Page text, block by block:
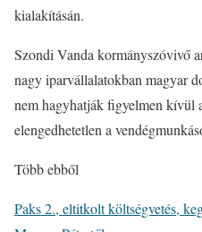
kialakításán.
Szondi Vanda kormányszóvivő
nagy iparvállalatokban magyar
nem hagyhatják figyelmen kívül
elengedhetetlen a
Több ebből
Paks 2., eltitkolt költségvetés,